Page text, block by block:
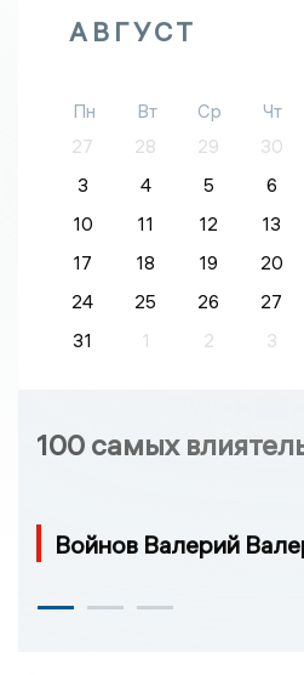
АВГУСТ
Пн Вт Ср Чт
27
28 29 30
3
4 5 6
10
11 12 13
17
18 19 20
24
25 26 27
31
1 2 3
100 самых
Войнов Валерий